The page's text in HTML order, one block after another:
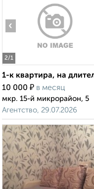
2/1
‹
1-к квартира, на
10 000 ₽ в месяц
мкр. 15-й микрорайон, 5
Агентство, 29.07.2026